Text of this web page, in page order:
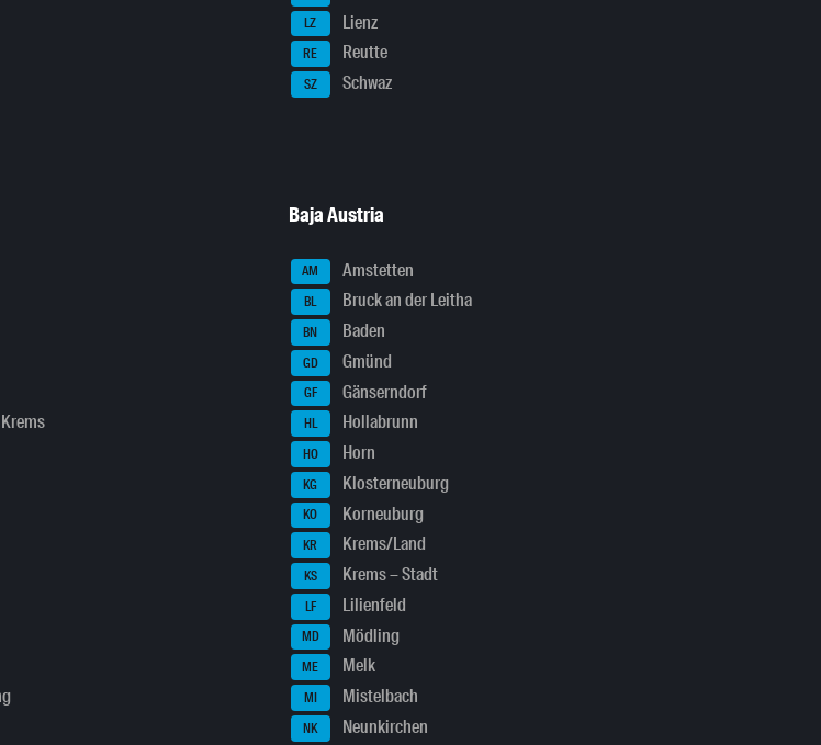
LZ Lienz
RE Reutte
SZ Schwaz
Baja Austria
AM Amstetten
BL Bruck an der Leitha
BN Baden
GD Gmünd
GF Gänserndorf
HL Hollabrunn
HO Horn
KG Klosterneuburg
KO Korneuburg
KR Krems/Land
KS Krems – Stadt
LF Lilienfeld
MD Mödling
ME Melk
MI Mistelbach
NK Neunkirchen